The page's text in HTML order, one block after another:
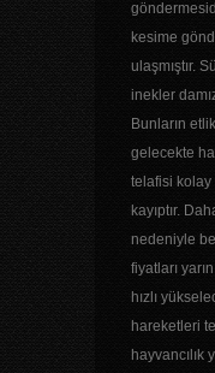
kesime
ulaşmıştır.
inekler
Bunların
gelecekte
telafisi
kayıptır.
nedeniyle
fiyatları
hızlı
hareketleri
hayvancılık